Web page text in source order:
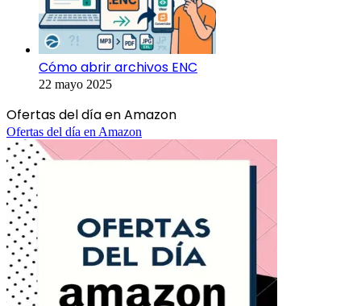
Cómo abrir archivos ENC
22 mayo 2025
Ofertas del día en Amazon
Ofertas del día en Amazon